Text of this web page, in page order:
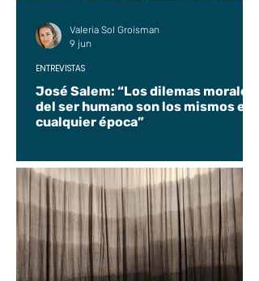
José Salem: “Los dilemas morales
del ser humano son los mismos en
cualquier época”
ENTREVISTAS
Valeria Sol Groisman
9 jun